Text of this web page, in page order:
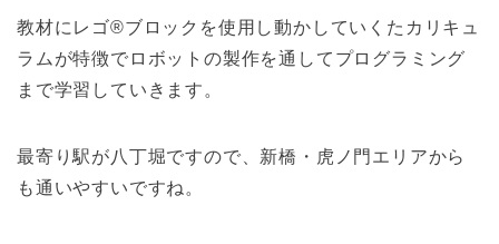
教材にレゴ®ブロックを使用し動かしていくたカリキュ
ラムが特徴でロボットの製作を通してプログラミング
まで学習していきます。
最寄り駅が八丁堀ですので、新橋・虎ノ門エリアから
も通いやすいですね。